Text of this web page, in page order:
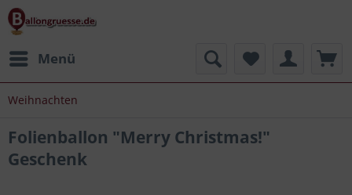
Menü
Weihnachten
Folienballon "Merry Christmas!"
Geschenk